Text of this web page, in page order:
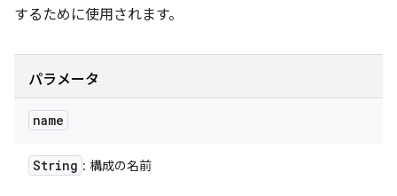
するために使用されます。
パラメータ
name
String : 構成の名前